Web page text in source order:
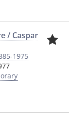
/ Caspar
1975